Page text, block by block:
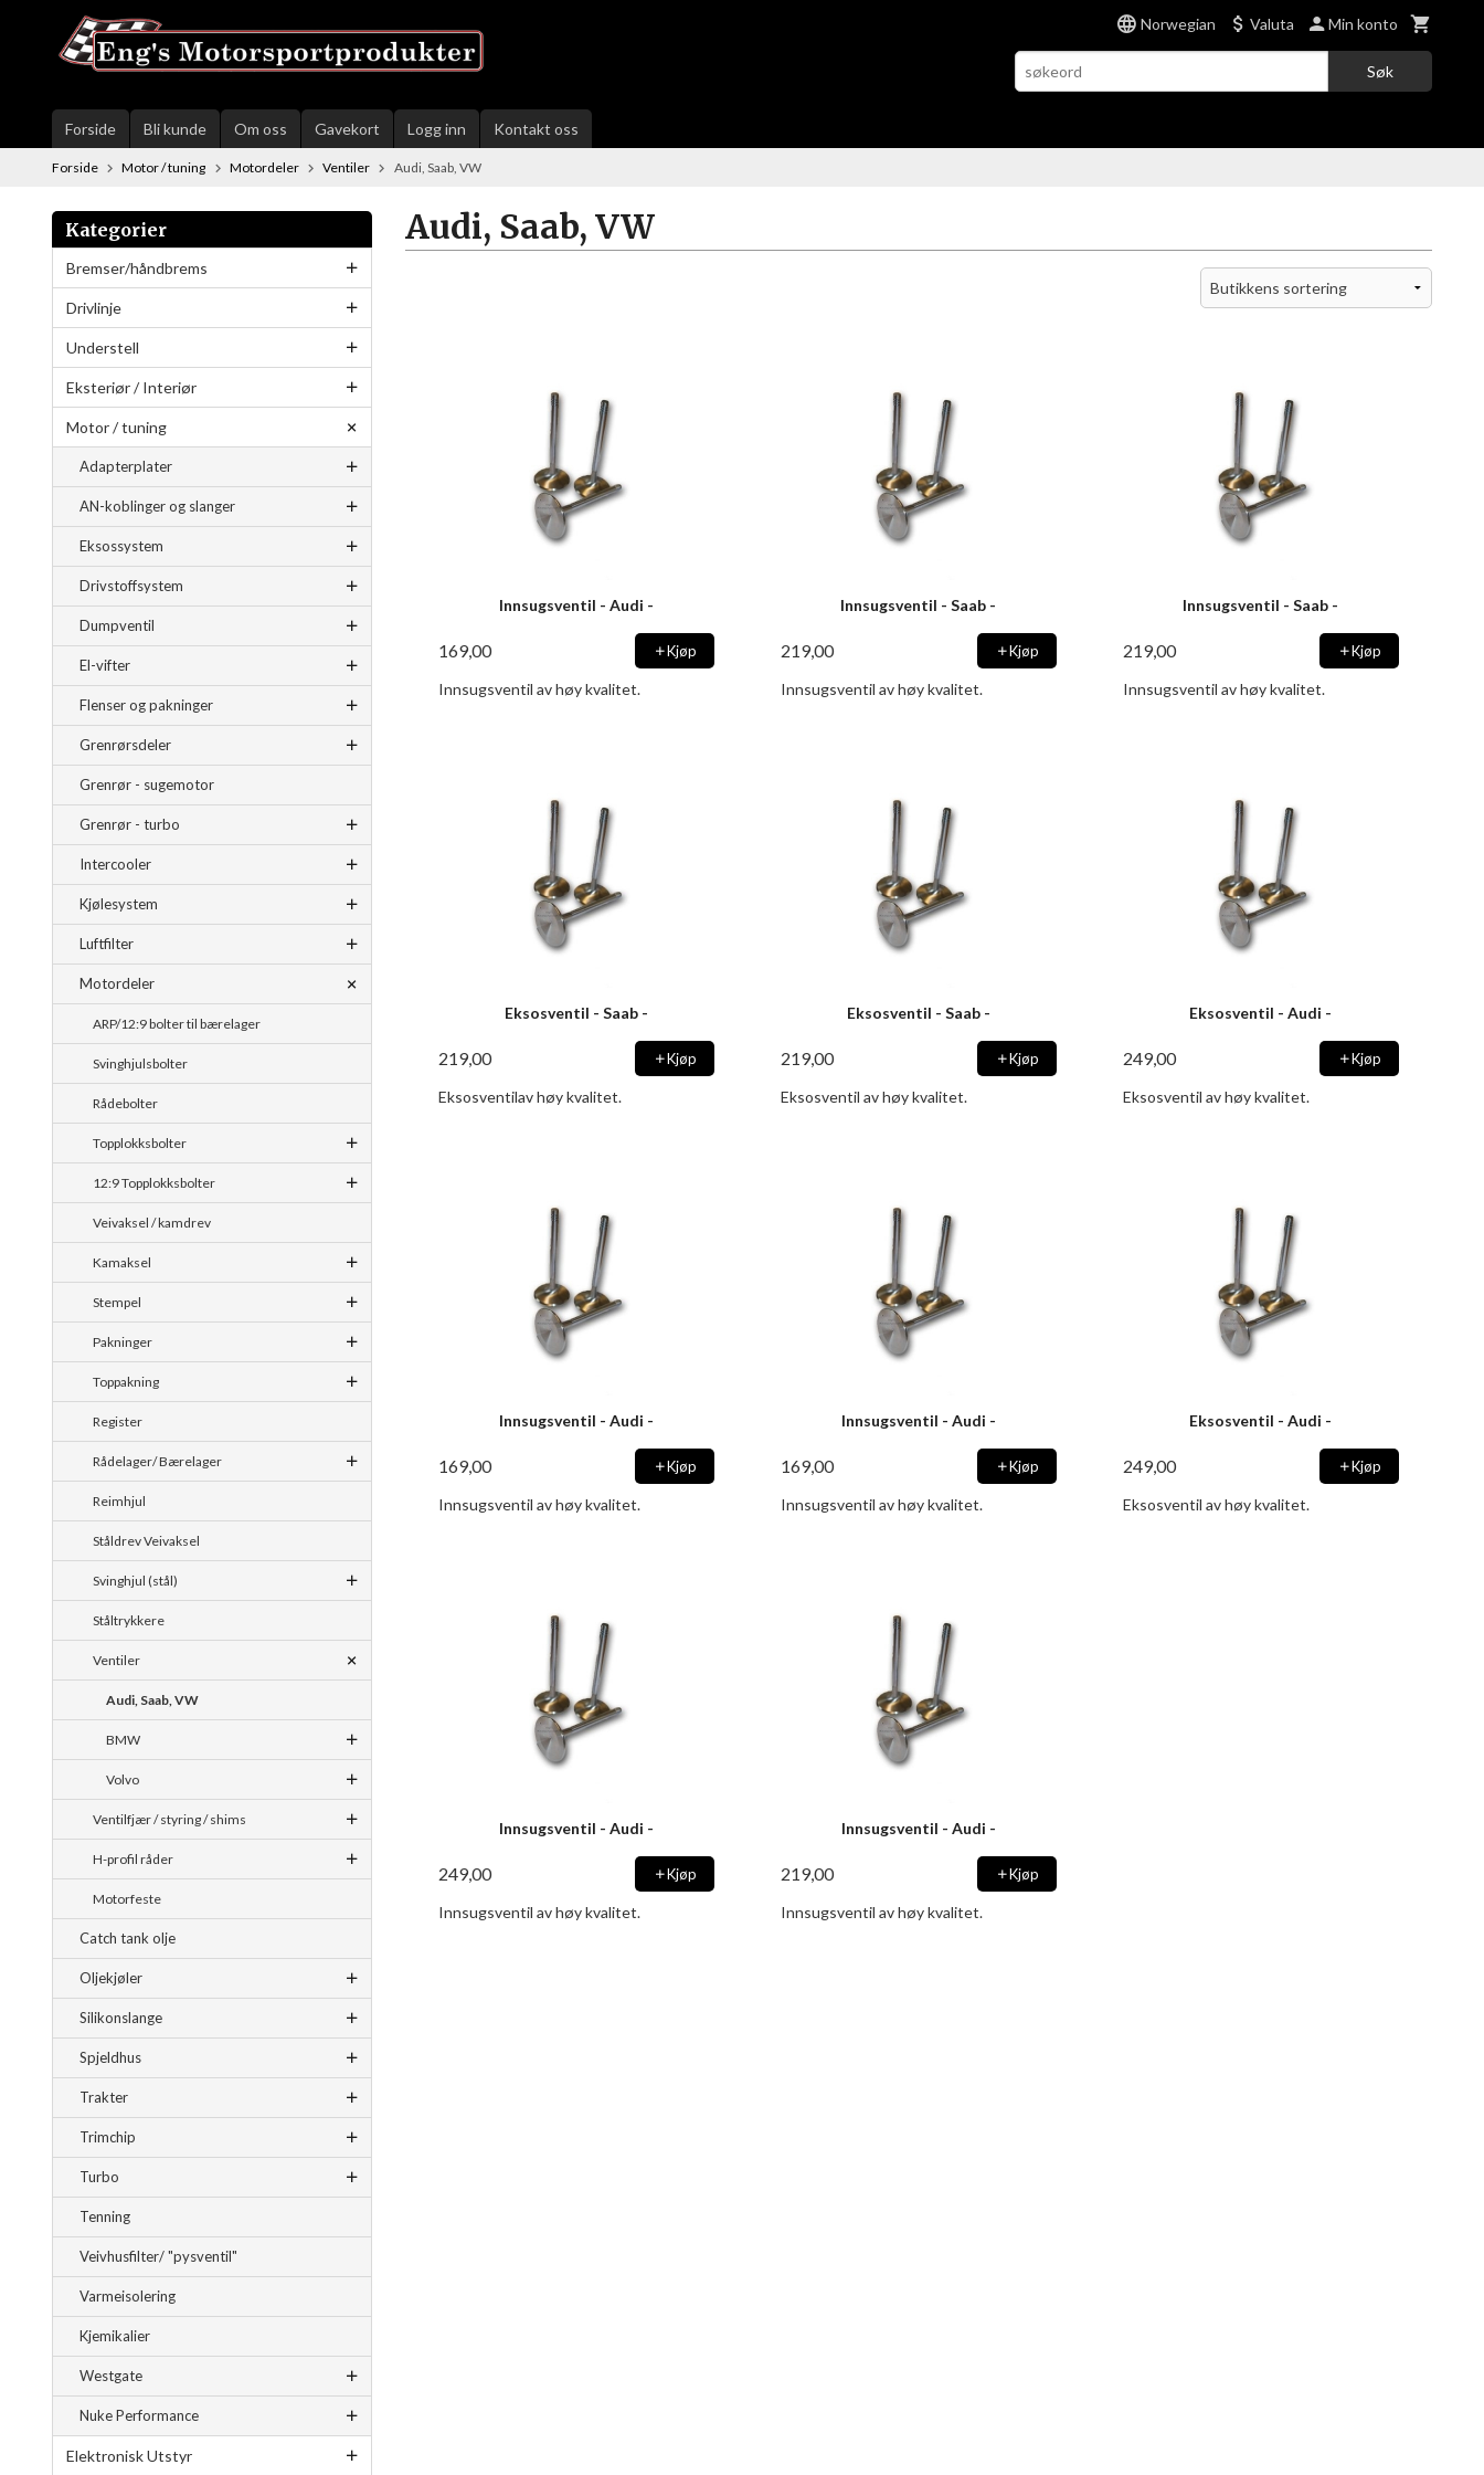
innholdet
Norwegian Valuta Min konto
Søk
Forside Bli kunde Om oss Gavekort Logg inn Kontakt oss
Forside Motor / tuning Motordeler Ventiler Audi, Saab, VW
Kategorier
Bremser/håndbrems
Drivlinje
Understell
Eksteriør / Interiør
Motor / tuning
Adapterplater
AN-koblinger og slanger
Eksossystem
Drivstoffsystem
Dumpventil
El-vifter
Flenser og pakninger
Grenrørsdeler
Grenrør - sugemotor
Grenrør - turbo
Intercooler
Kjølesystem
Luftfilter
Motordeler
ARP/12:9 bolter til bærelager
Svinghjulsbolter
Rådebolter
Topplokksbolter
12:9 Topplokksbolter
Veivaksel / kamdrev
Kamaksel
Stempel
Pakninger
Toppakning
Register
Rådelager/ Bærelager
Reimhjul
Ståldrev Veivaksel
Svinghjul (stål)
Ståltrykkere
Ventiler
Audi, Saab, VW
BMW
Volvo
Ventilfjær / styring / shims
H-profil råder
Motorfeste
Catch tank olje
Oljekjøler
Silikonslange
Spjeldhus
Trakter
Trimchip
Turbo
Tenning
Veivhusfilter/ "pysventil"
Varmeisolering
Kjemikalier
Westgate
Nuke Performance
Elektronisk Utstyr
Audi, Saab, VW
Innsugsventil - Audi -
169,00 Kjøp
Innsugsventil av høy kvalitet.
Innsugsventil - Saab -
219,00 Kjøp
Innsugsventil av høy kvalitet.
Innsugsventil - Saab -
219,00 Kjøp
Innsugsventil av høy kvalitet.
Eksosventil - Saab -
219,00 Kjøp
Eksosventilav høy kvalitet.
Eksosventil - Saab -
219,00 Kjøp
Eksosventil av høy kvalitet.
Eksosventil - Audi -
249,00 Kjøp
Eksosventil av høy kvalitet.
Innsugsventil - Audi -
169,00 Kjøp
Innsugsventil av høy kvalitet.
Innsugsventil - Audi -
169,00 Kjøp
Innsugsventil av høy kvalitet.
Eksosventil - Audi -
249,00 Kjøp
Eksosventil av høy kvalitet.
Innsugsventil - Audi -
249,00 Kjøp
Innsugsventil av høy kvalitet.
Innsugsventil - Audi -
219,00 Kjøp
Innsugsventil av høy kvalitet.